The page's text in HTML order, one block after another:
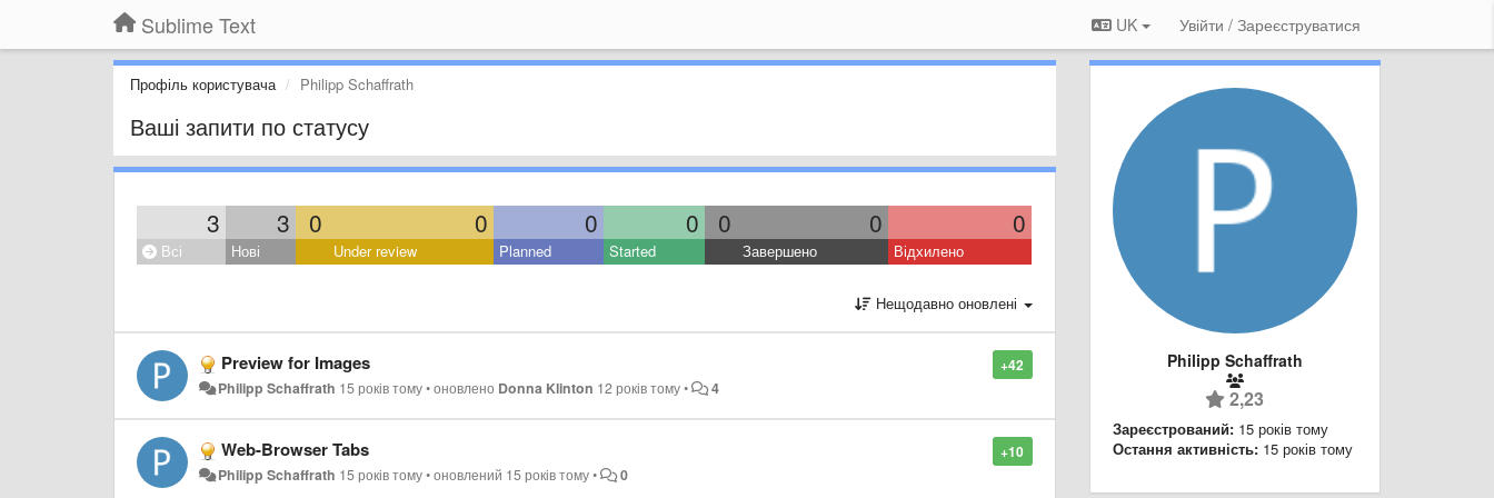
Sublime Text UK Увійти / Зареєструватися
Профіль користувача Philipp Schaffrath
Ваші запити по статусу
3 3 0 0 0 0 0 0 0
Всі Нові Under review Planned Started Завершено Відхилено
Нещодавно оновлені
+42
Preview for Images
Philipp Schaffrath 15 років тому•оновлено Donna Klinton 12 років тому• 4
+10
Web-Browser Tabs
Philipp Schaffrath 15 років тому•оновлений 15 років тому• 0
Philipp Schaffrath
2,23
Зареєстрований: 15 років тому
Остання активність: 15 років тому